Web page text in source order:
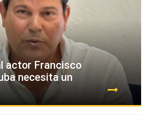
actor Francisco
necesita un